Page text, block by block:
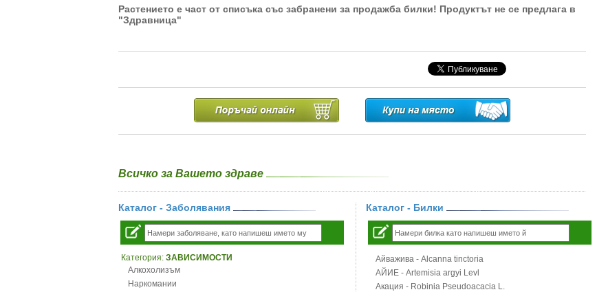
Растението е част от списъка със забранени за продажба билки! Продуктът не се предлага в
"Здравница"
Всичко за Вашето здраве
Каталог - Заболявания
Категория: ЗАВИСИМОСТИ
Алкохолизъм
Наркомании
Каталог - Билки
Айважива - Alcanna tinctoria
АЙИЕ - Artemisia argyi Levl
Акация - Robinia Pseudoacacia L.